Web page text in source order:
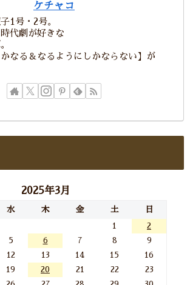
ケチャコ
1号・2号。
代劇が好きな
かなる＆なるようにしかならない】が
2025年3月
水 木 金 土 日
1
2
5 6 7 8
9
12 13 14 15
16
19 20 21 22
23